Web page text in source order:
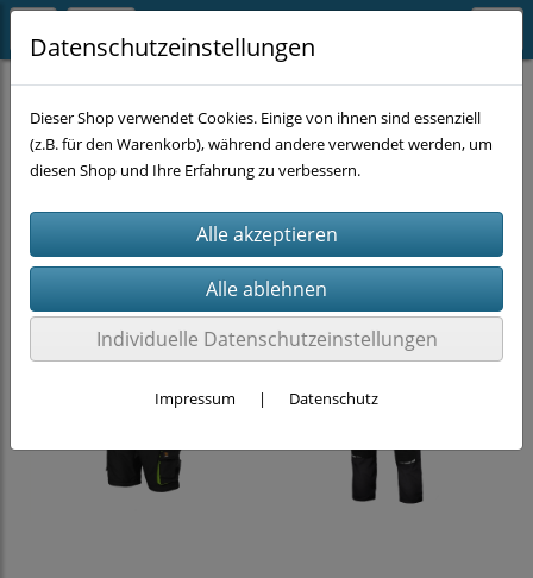
ARBEITSKLEIDUNG Hosen
Datenschutzeinstellungen
Dieser Shop verwendet Cookies. Einige von ihnen sind essenziell
(z.B. für den Warenkorb), während andere verwendet werden, um
diesen Shop und Ihre Erfahrung zu verbessern.
Individuelle Datenschutzeinstellungen
Impressum | Datenschutz